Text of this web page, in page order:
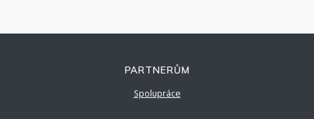
PARTNERŮM
Spolupráce